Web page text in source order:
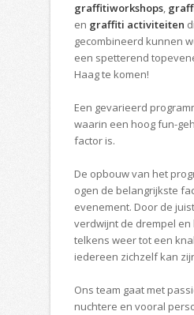
graffitiworkshops,
en graffiti activiteiten
gecombineerd kunnen
een spetterend
Haag te komen!
Een gevarieerd
waarin een hoog fun-
factor is.
De opbouw van het
ogen de belangrijkste
evenement. Door de
verdwijnt de drempel en
telkens weer tot een
iedereen zichzelf kan
Ons team gaat met
nuchtere en vooral